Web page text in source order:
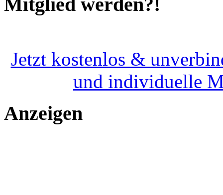
Jetzt kostenlos &
und individuelle
Anzeigen